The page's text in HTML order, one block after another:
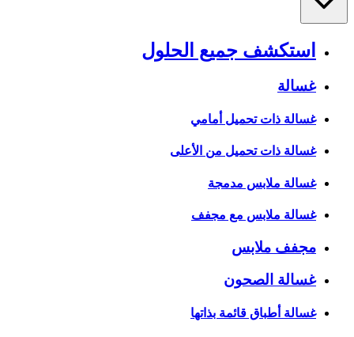
استكشف جميع الحلول
غسالة
غسالة ذات تحميل أمامي
غسالة ذات تحميل من الأعلى
غسالة ملابس مدمجة
غسالة ملابس مع مجفف
مجفف ملابس
غسالة الصحون
غسالة أطباق قائمة بذاتها